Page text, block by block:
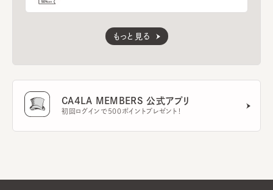
もっと見る
CA4LA MEMBERS 公式アプリ
初回ログインで500ポイントプレゼント！